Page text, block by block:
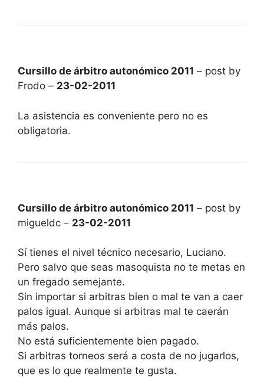
Cursillo de árbitro autonómico 2011 – post by
Frodo – 23-02-2011
La asistencia es conveniente pero no es
obligatoria.
Cursillo de árbitro autonómico 2011 – post by
migueldc – 23-02-2011
Sí tienes el nivel técnico necesario, Luciano.
Pero salvo que seas masoquista no te metas en
un fregado semejante.
Sin importar si arbitras bien o mal te van a caer
palos igual. Aunque si arbitras mal te caerán
más palos.
No está suficientemente bien pagado.
Si arbitras torneos será a costa de no jugarlos,
que es lo que realmente te gusta.